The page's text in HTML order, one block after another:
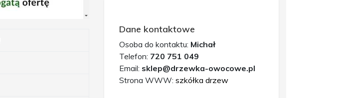
Dane kontaktowe
Osoba do kontaktu: Michał
Telefon: 720 751 049
Email: sklep@drzewka-owocowe.pl
Strona WWW: szkółka drzew